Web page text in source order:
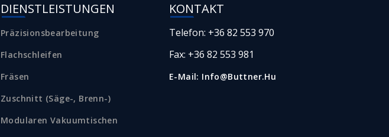
DIENSTLEISTUNGEN
Präzisionsbearbeitung
Flachschleifen
Fräsen
Zuschnitt (Säge-, Brenn-)
Modularen Vakuumtischen
KONTAKT
Telefon: +36 82 553 970
Fax: +36 82 553 981
E-Mail: Info@buttner.hu